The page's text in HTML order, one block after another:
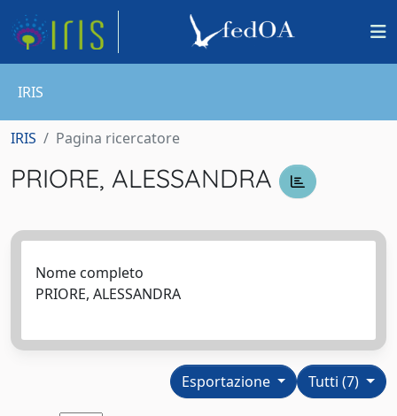
IRIS
IRIS Pagina ricercatore
PRIORE, ALESSANDRA
Nome completo
PRIORE, ALESSANDRA
Tutti (7)
Esportazione